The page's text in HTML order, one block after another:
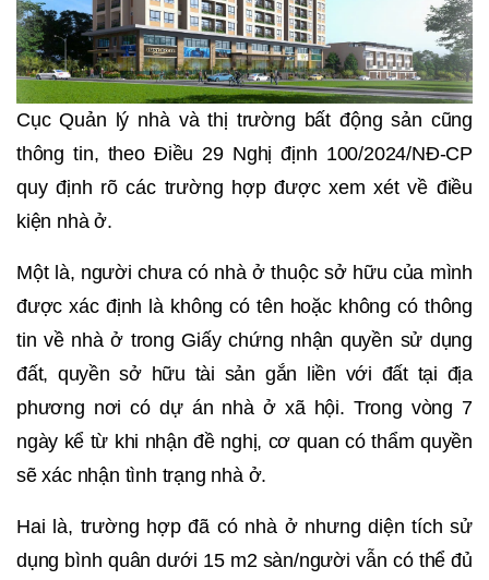
Cục Quản lý nhà và thị trường bất động sản cũng
thông tin, theo Điều 29 Nghị định 100/2024/NĐ-CP
quy định rõ các trường hợp được xem xét về điều
kiện nhà ở.
Một là, người chưa có nhà ở thuộc sở hữu của mình
được xác định là không có tên hoặc không có thông
tin về nhà ở trong Giấy chứng nhận quyền sử dụng
đất, quyền sở hữu tài sản gắn liền với đất tại địa
phương nơi có dự án nhà ở xã hội. Trong vòng 7
ngày kể từ khi nhận đề nghị, cơ quan có thẩm quyền
sẽ xác nhận tình trạng nhà ở.
Hai là, trường hợp đã có nhà ở nhưng diện tích sử
dụng bình quân dưới 15 m2 sàn/người vẫn có thể đủ